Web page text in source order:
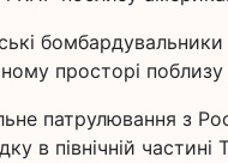
просторі
патрулювання з
в північній частині